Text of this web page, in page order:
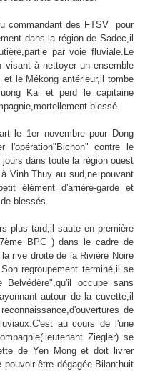
commandant des FTSV pour
dans la région de Sadec,il
par voie fluviale.Le
visant à nettoyer un ensemble
le Mékong antérieur,il tombe
Kai et perd le capitaine
blessé.
le 1er novembre pour Dong
l'opération"Bichon" contre le
dans toute la région ouest
Vinh Thuy au sud,ne pouvant
élément d'arrière-garde et
blessés.
plus tard,il saute en première
BPC ) dans le cadre de
rive droite de la Rivière Noire
regroupement terminé,il se
occupe sans
autour de la cuvette,il
de
au cours de l'une
Ziegler) se
de Yen Mong et doit livrer
être dégagée.Bilan:huit